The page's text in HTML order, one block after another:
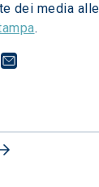
dei media
.